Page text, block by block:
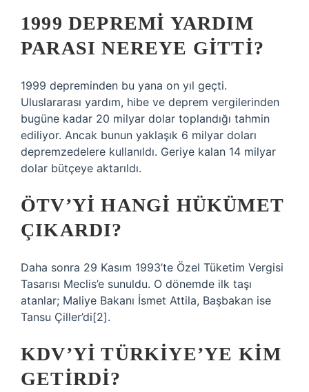
1999 DEPREMI YARDIM
PARASI NEREYE GITTI?
1999 depreminden bu yana on yıl geçti.
Uluslararası yardım, hibe ve deprem vergilerinden
bugüne kadar 20 milyar dolar toplandığı tahmin
ediliyor. Ancak bunun yaklaşık 6 milyar doları
depremzedelere kullanıldı. Geriye kalan 14 milyar
dolar bütçeye aktarıldı.
ÖTV’YI HANGI HÜKÜMET
ÇIKARDI?
Daha sonra 29 Kasım 1993’te Özel Tüketim Vergisi
Tasarısı Meclis’e sunuldu. O dönemde ilk taşı
atanlar; Maliye Bakanı İsmet Attila, Başbakan ise
Tansu Çiller’di[2].
KDV’YI TÜRKIYE’YE KIM
GETIRDI?